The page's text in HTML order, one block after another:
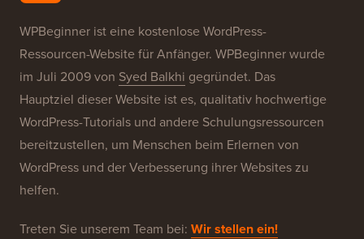
WPBeginner ist eine kostenlose WordPress-
Ressourcen-Website für Anfänger. WPBeginner wurde
im Juli 2009 von Syed Balkhi gegründet. Das
Hauptziel dieser Website ist es, qualitativ hochwertige
WordPress-Tutorials und andere Schulungsressourcen
bereitzustellen, um Menschen beim Erlernen von
WordPress und der Verbesserung ihrer Websites zu
helfen.
Treten Sie unserem Team bei: Wir stellen ein!